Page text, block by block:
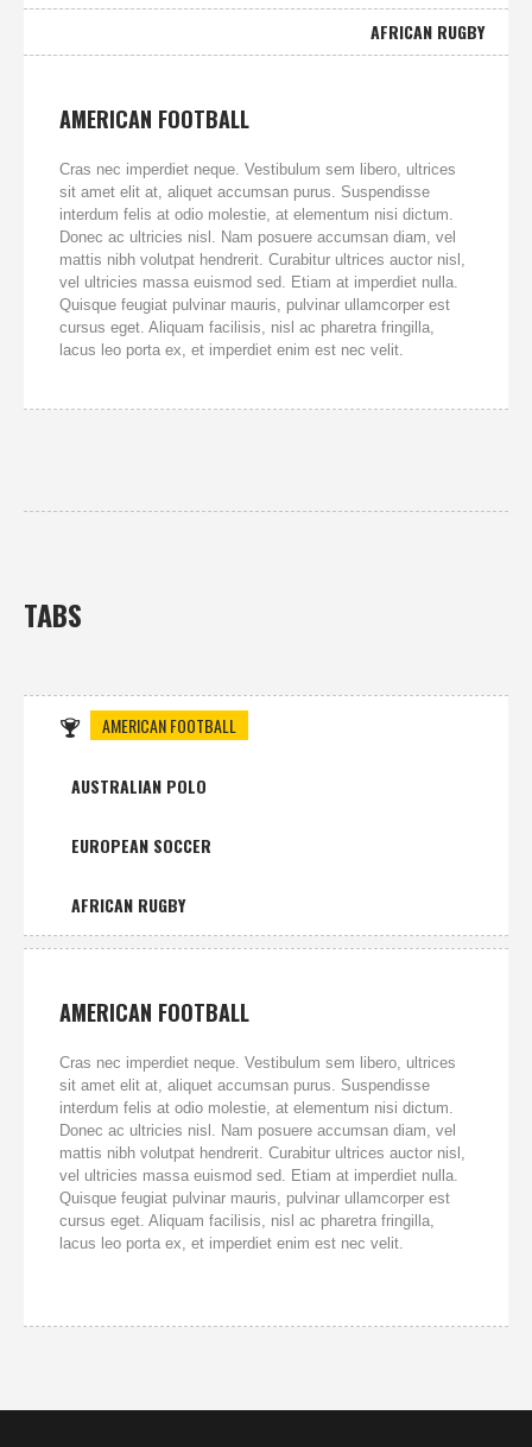
AFRICAN RUGBY
AMERICAN FOOTBALL
Cras nec imperdiet neque. Vestibulum sem libero, ultrices
sit amet elit at, aliquet accumsan purus. Suspendisse
interdum felis at odio molestie, at elementum nisi dictum.
Donec ac ultricies nisl. Nam posuere accumsan diam, vel
mattis nibh volutpat hendrerit. Curabitur ultrices auctor nisl,
vel ultricies massa euismod sed. Etiam at imperdiet nulla.
Quisque feugiat pulvinar mauris, pulvinar ullamcorper est
cursus eget. Aliquam facilisis, nisl ac pharetra fringilla,
lacus leo porta ex, et imperdiet enim est nec velit.
TABS
AMERICAN FOOTBALL
AUSTRALIAN POLO
EUROPEAN SOCCER
AFRICAN RUGBY
AMERICAN FOOTBALL
Cras nec imperdiet neque. Vestibulum sem libero, ultrices
sit amet elit at, aliquet accumsan purus. Suspendisse
interdum felis at odio molestie, at elementum nisi dictum.
Donec ac ultricies nisl. Nam posuere accumsan diam, vel
mattis nibh volutpat hendrerit. Curabitur ultrices auctor nisl,
vel ultricies massa euismod sed. Etiam at imperdiet nulla.
Quisque feugiat pulvinar mauris, pulvinar ullamcorper est
cursus eget. Aliquam facilisis, nisl ac pharetra fringilla,
lacus leo porta ex, et imperdiet enim est nec velit.